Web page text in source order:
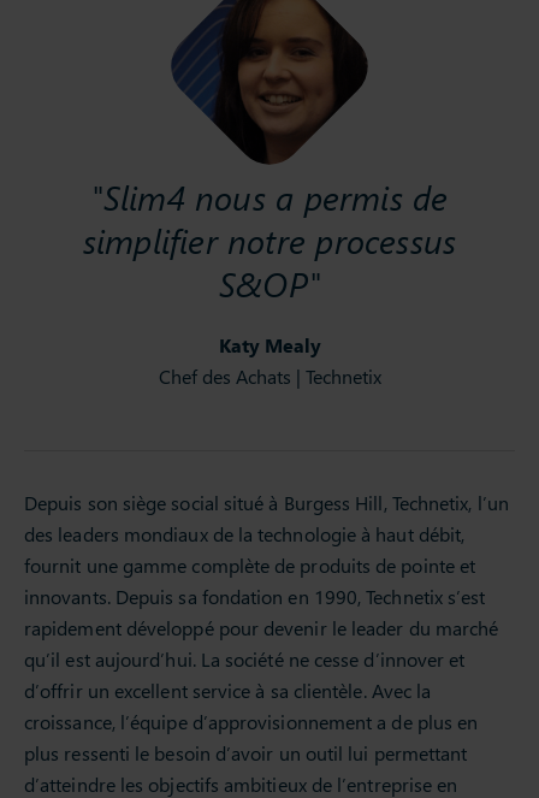
Katy Mealy
Chef des Achats | Technetix
"Slim4 nous a permis de
simplifier notre processus
S&OP"
Depuis son siège social situé à Burgess Hill, Technetix, l’un
des leaders mondiaux de la technologie à haut débit,
fournit une gamme complète de produits de pointe et
innovants. Depuis sa fondation en 1990, Technetix s’est
rapidement développé pour devenir le leader du marché
qu’il est aujourd’hui. La société ne cesse d’innover et
d’offrir un excellent service à sa clientèle. Avec la
croissance, l’équipe d’approvisionnement a de plus en
plus ressenti le besoin d’avoir un outil lui permettant
d’atteindre les objectifs ambitieux de l’entreprise en